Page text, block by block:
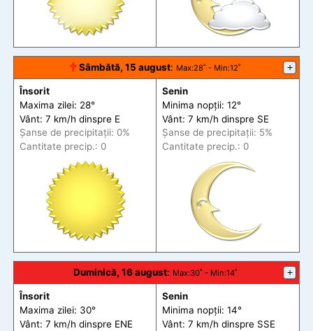
🕆 Sâmbătă, 15 august: Max:28˚ - Min:12˚ +
Însorit
Maxima zilei: 28°
Vânt: 7 km/h dinspre E
Șanse de precipitații: 0%
Cantitate precip.: 0
Senin
Minima nopții: 12°
Vânt: 7 km/h dinspre SE
Șanse de precipitații: 5%
Cantitate precip.: 0
Duminică, 16 august: Max:30˚ - Min:14˚ +
Însorit
Maxima zilei: 30°
Vânt: 7 km/h dinspre ENE
Senin
Minima nopții: 14°
Vânt: 7 km/h dinspre SSE